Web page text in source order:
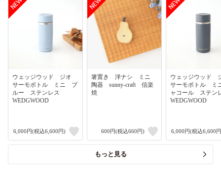
ウェッジウッド ジオ
サーモボトル ミニ ブ
ルー ステンレス
WEDGWOOD
6,000円(税込6,600円)
箸置き 洋ナシ ミニ
陶器 sunny-craft 信楽
焼
600円(税込660円)
ウェッジウッド
サーモボトル
ャコール ステ
WEDGWOOD
6,000円(税込6,600
もっと見る